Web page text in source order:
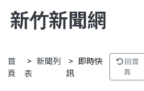
新竹新聞網
首
頁
新聞列
表
即時快
訊
回首
頁